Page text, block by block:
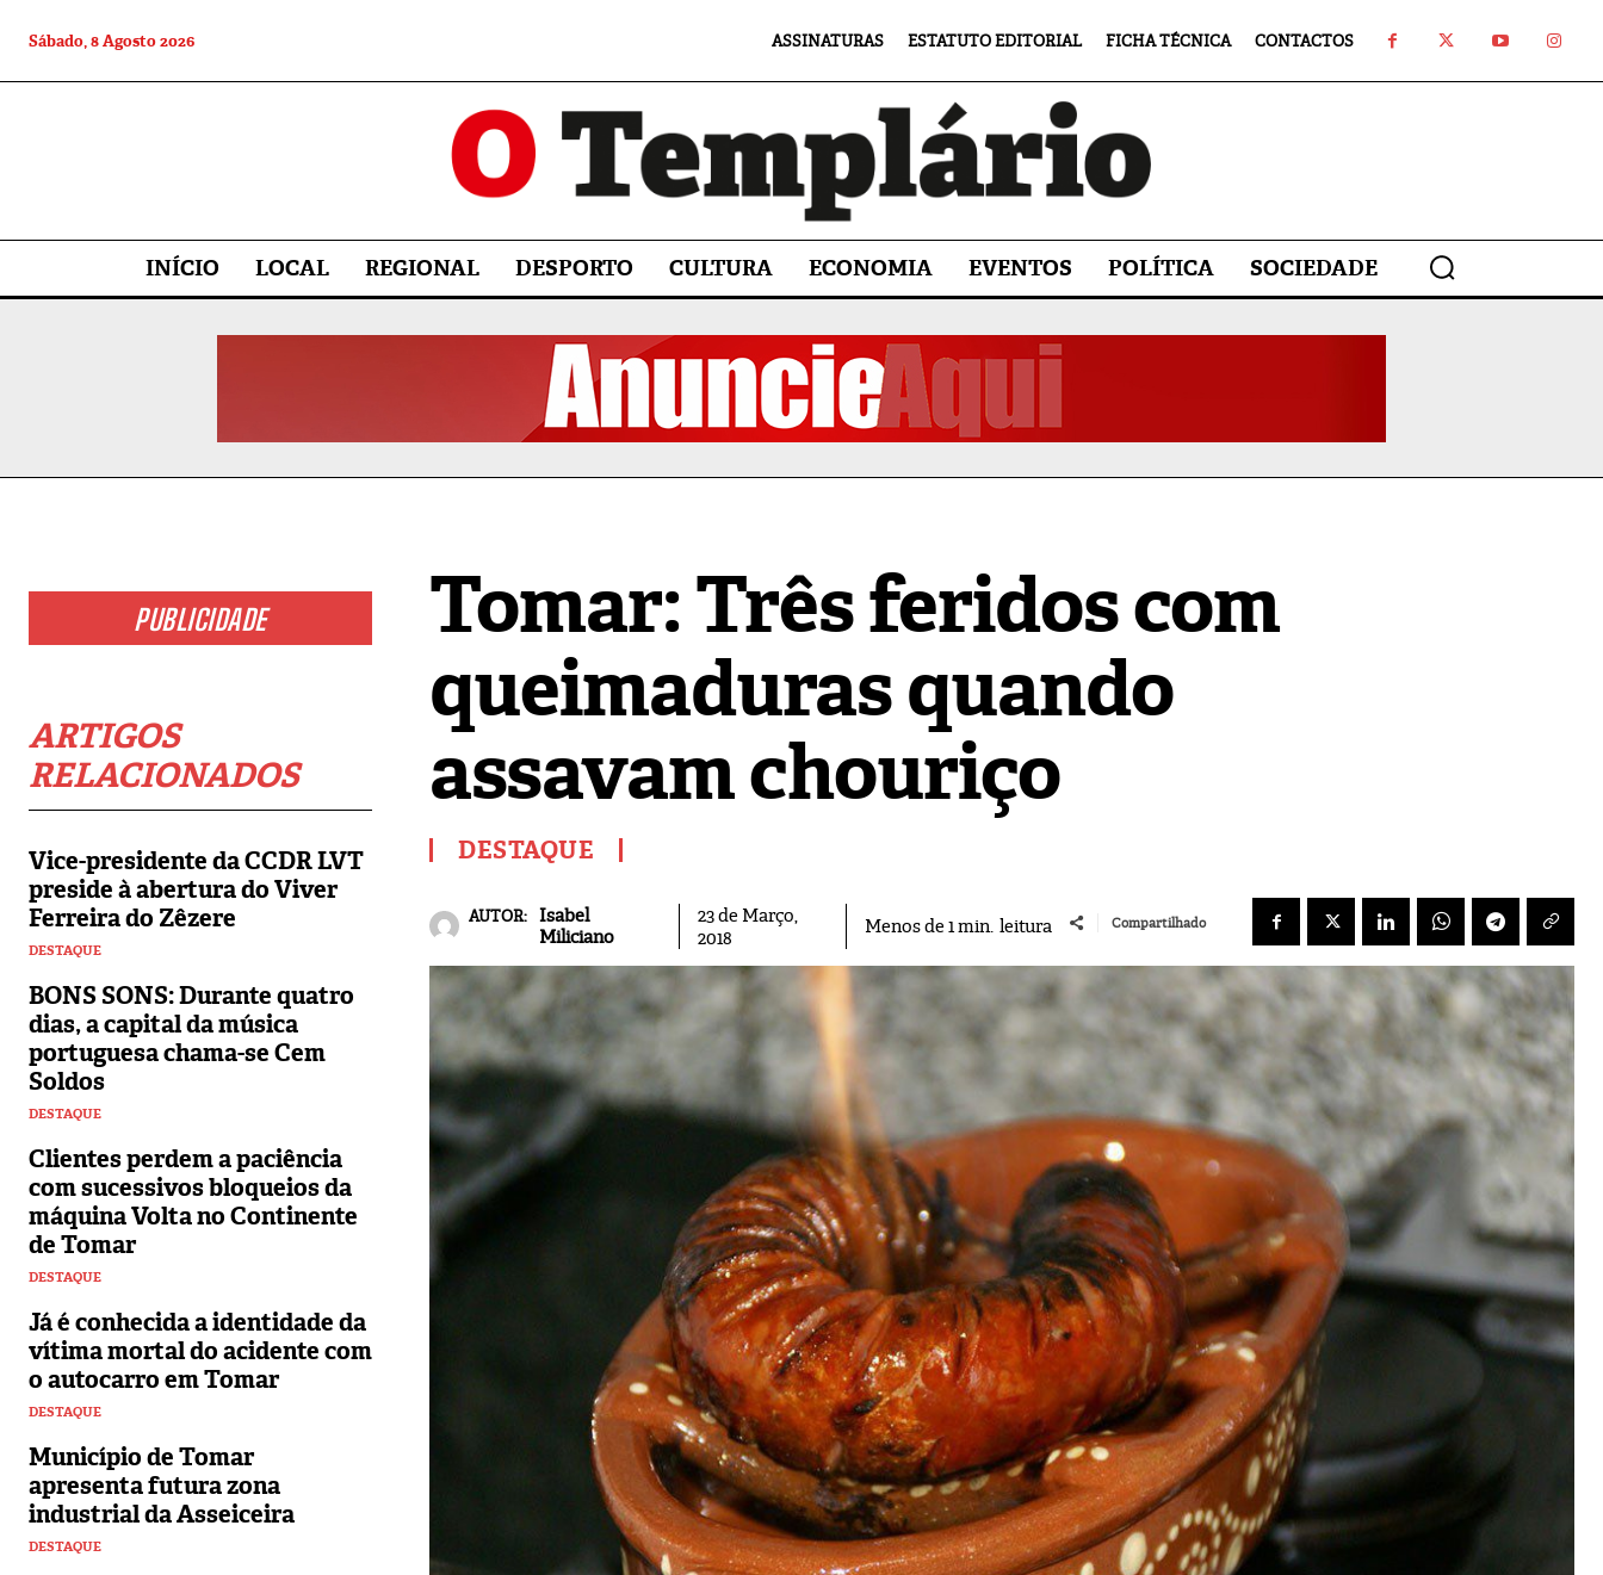
Sábado, 8 Agosto 2026 ASSINATURAS ESTATUTO EDITORIAL FICHA TÉCNICA CONTACTOS
INÍCIO LOCAL REGIONAL DESPORTO CULTURA ECONOMIA EVENTOS POLÍTICA SOCIEDADE
PUBLICIDADE
ARTIGOS
RELACIONADOS
Vice-presidente da CCDR LVT
preside à abertura do Viver
Ferreira do Zêzere
DESTAQUE
BONS SONS: Durante quatro
dias, a capital da música
portuguesa chama-se Cem
Soldos
DESTAQUE
Clientes perdem a paciência
com sucessivos bloqueios da
máquina Volta no Continente
de Tomar
DESTAQUE
Já é conhecida a identidade da
vítima mortal do acidente com
o autocarro em Tomar
DESTAQUE
Município de Tomar
apresenta futura zona
industrial da Asseiceira
DESTAQUE
Tomar: Três feridos com
queimaduras quando
assavam chouriço
DESTAQUE
AUTOR: Isabel
Miliciano
23 de Março,
2018
Menos de 1min. leitura Compartilhado